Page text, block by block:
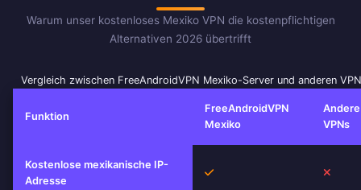
Warum unser kostenloses Mexiko VPN die kostenpflichtigen
Alternativen 2026 übertrifft
Vergleich zwischen FreeAndroidVPN Mexiko-Server und anderen
Funktion
FreeAndroidVPN
Mexiko
VPNs
Kostenlose mexikanische IP-
Adresse
Ja